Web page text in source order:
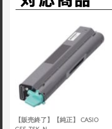
【販売終了】【純正】 CASIO